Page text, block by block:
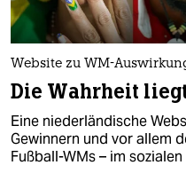
Website zu WM-
Die Wahrheit
Eine niederländische
Gewinnern und vor allem
Fußball-WMs – im